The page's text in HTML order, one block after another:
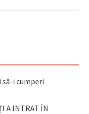
să-i cumperi
A INTRAT ÎN